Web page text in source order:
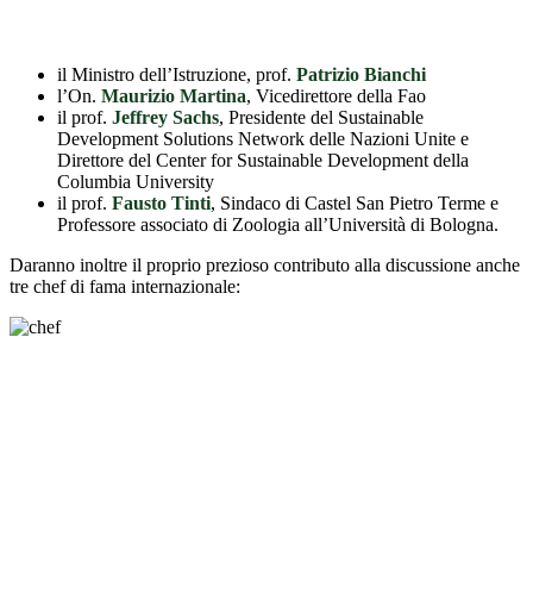
il Ministro dell’Istruzione, prof. Patrizio Bianchi
l’On. Maurizio Martina, Vicedirettore della Fao
il prof. Jeffrey Sachs, Presidente del Sustainable
Development Solutions Network delle Nazioni Unite e
Direttore del Center for Sustainable Development della
Columbia University
il prof. Fausto Tinti, Sindaco di Castel San Pietro Terme e
Professore associato di Zoologia all’Università di Bologna.
Daranno inoltre il proprio prezioso contributo alla discussione anche
tre chef di fama internazionale: